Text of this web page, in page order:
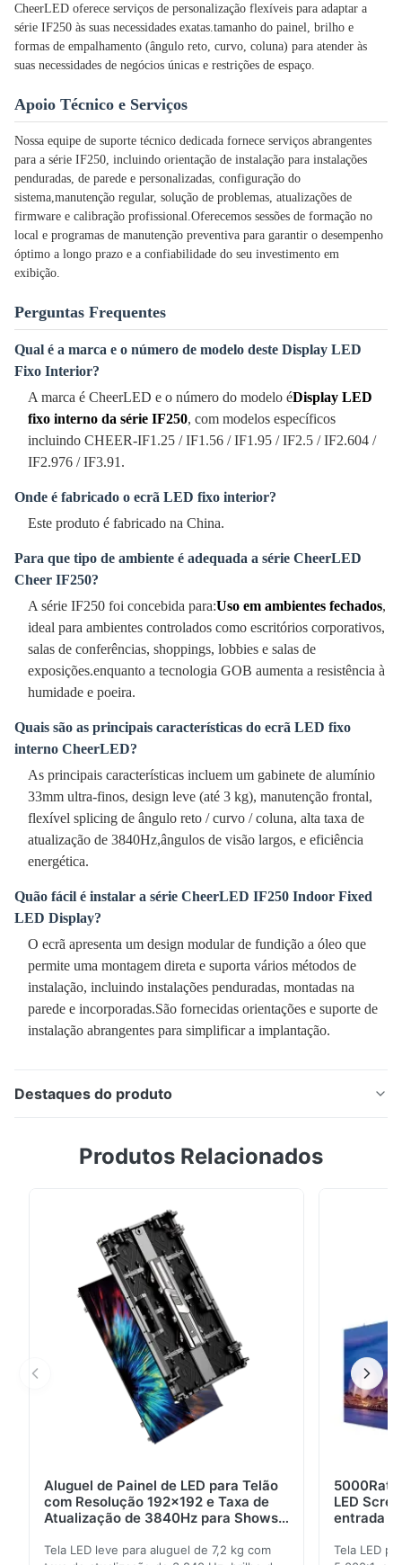
CheerLED oferece serviços de personalização flexíveis para adaptar a
série IF250 às suas necessidades exatas.tamanho do painel, brilho e
formas de empalhamento (ângulo reto, curvo, coluna) para atender às
suas necessidades de negócios únicas e restrições de espaço.
Apoio Técnico e Serviços
Nossa equipe de suporte técnico dedicada fornece serviços abrangentes
para a série IF250, incluindo orientação de instalação para instalações
penduradas, de parede e personalizadas, configuração do
sistema,manutenção regular, solução de problemas, atualizações de
firmware e calibração profissional.Oferecemos sessões de formação no
local e programas de manutenção preventiva para garantir o desempenho
óptimo a longo prazo e a confiabilidade do seu investimento em
exibição.
Perguntas Frequentes
Qual é a marca e o número de modelo deste Display LED
Fixo Interior?
A marca é CheerLED e o número do modelo éDisplay LED
fixo interno da série IF250, com modelos específicos
incluindo CHEER-IF1.25 / IF1.56 / IF1.95 / IF2.5 / IF2.604 /
IF2.976 / IF3.91.
Onde é fabricado o ecrã LED fixo interior?
Este produto é fabricado na China.
Para que tipo de ambiente é adequada a série CheerLED
Cheer IF250?
A série IF250 foi concebida para:Uso em ambientes fechados,
ideal para ambientes controlados como escritórios corporativos,
salas de conferências, shoppings, lobbies e salas de
exposições.enquanto a tecnologia GOB aumenta a resistência à
humidade e poeira.
Quais são as principais características do ecrã LED fixo
interno CheerLED?
As principais características incluem um gabinete de alumínio
33mm ultra-finos, design leve (até 3 kg), manutenção frontal,
flexível splicing de ângulo reto / curvo / coluna, alta taxa de
atualização de 3840Hz,ângulos de visão largos, e eficiência
energética.
Quão fácil é instalar a série CheerLED IF250 Indoor Fixed
LED Display?
O ecrã apresenta um design modular de fundição a óleo que
permite uma montagem direta e suporta vários métodos de
instalação, incluindo instalações penduradas, montadas na
parede e incorporadas.São fornecidas orientações e suporte de
instalação abrangentes para simplificar a implantação.
Destaques do produto
gabinete fino de alumínio fundido de 33 mm. O design
para layouts criativos em salas de reuniões, lobbies e
espaços públicos.
Produtos Relacionados
Aluguel de Painel de LED para Telão
com Resolução 192x192 e Taxa de
Atualização de 3840Hz para Shows
Tela LED leve para aluguel de 7,2 kg com
LED
entrada
Tela LED